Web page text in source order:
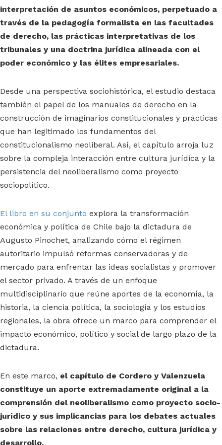
interpretación de asuntos económicos, perpetuado a
través de la pedagogía formalista en las facultades
de derecho, las prácticas interpretativas de los
tribunales y una doctrina jurídica alineada con el
poder económico y las élites empresariales.
Desde una perspectiva sociohistórica, el estudio destaca
también el papel de los manuales de derecho en la
construcción de imaginarios constitucionales y prácticas
que han legitimado los fundamentos del
constitucionalismo neoliberal. Así, el capítulo arroja luz
sobre la compleja interacción entre cultura jurídica y la
persistencia del neoliberalismo como proyecto
sociopolítico.
El libro en su conjunto explora la transformación
económica y política de Chile bajo la dictadura de
Augusto Pinochet, analizando cómo el régimen
autoritario impulsó reformas conservadoras y de
mercado para enfrentar las ideas socialistas y promover
el sector privado. A través de un enfoque
multidisciplinario que reúne aportes de la economía, la
historia, la ciencia política, la sociología y los estudios
regionales, la obra ofrece un marco para comprender el
impacto económico, político y social de largo plazo de la
dictadura.
En este marco, el capítulo de Cordero y Valenzuela
constituye un aporte extremadamente original a la
comprensión del neoliberalismo como proyecto socio-
jurídico y sus implicancias para los debates actuales
sobre las relaciones entre derecho, cultura jurídica y
desarrollo.